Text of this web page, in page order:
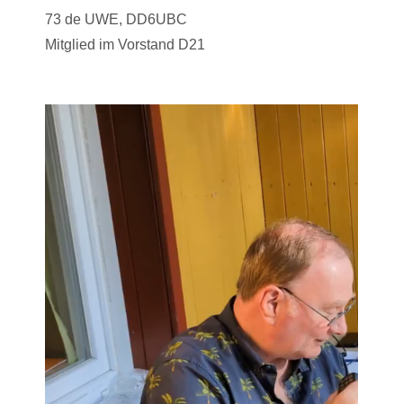
73 de UWE, DD6UBC
Mitglied im Vorstand D21